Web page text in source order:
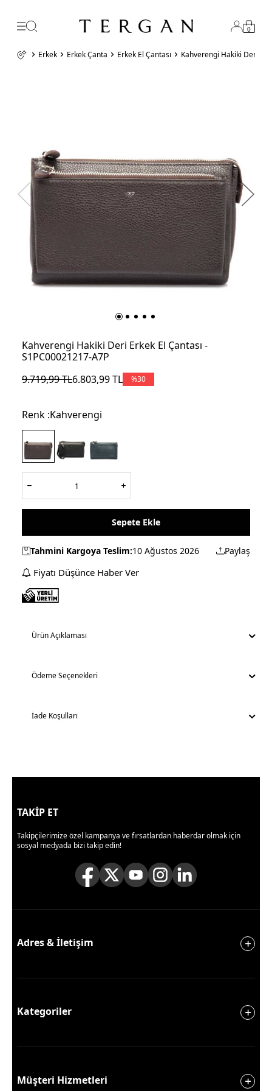
0
Erkek Erkek Çanta Erkek El Çantası Kahverengi Hakiki Deri
Kahverengi Hakiki Deri Erkek El Çantası -
S1PC00021217-A7P
9.719,99TL6.803,99TL %30
Renk :Kahverengi
Sepete Ekle
Tahmini Kargoya Teslim:10 Ağustos 2026 Paylaş
Fiyatı Düşünce Haber Ver
Ürün Açıklaması
Ödeme Seçenekleri
İade Koşulları
TAKİP ET
Takipçilerimize özel kampanya ve fırsatlardan haberdar olmak için
sosyal medyada bizi takip edin!
Adres & İletişim
Kategoriler
Müşteri Hizmetleri